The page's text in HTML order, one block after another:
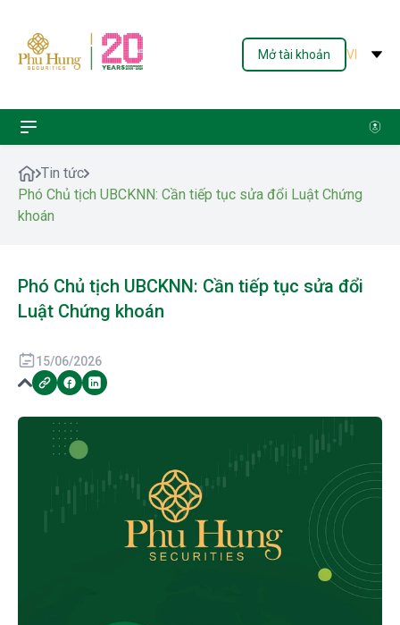
Mở tài khoản VI
Tin tức
Phó Chủ tịch UBCKNN: Cần tiếp tục sửa đổi Luật Chứng
khoán
Phó Chủ tịch UBCKNN: Cần tiếp tục sửa đổi
Luật Chứng khoán
15/06/2026